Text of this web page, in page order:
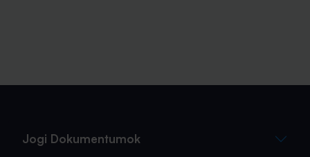
Jogi Dokumentumok